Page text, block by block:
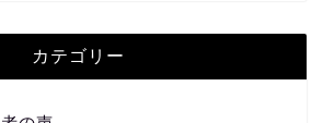
カテゴリー